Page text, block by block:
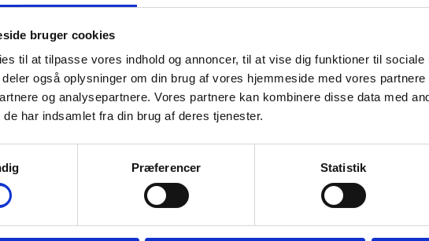
bruger cookies
til at tilpasse vores indhold og annoncer, til at vise dig funktioner til
også oplysninger om din brug af vores hjemmeside med vores partnere
og analysepartnere. Vores partnere kan kombinere disse data med
har indsamlet fra din brug af deres tjenester.
Præferencer Statistik
Passer til alle klapbare fremfører på 40 cm.
i følgende produkter:
Gem den, før den forsvinder!
Email